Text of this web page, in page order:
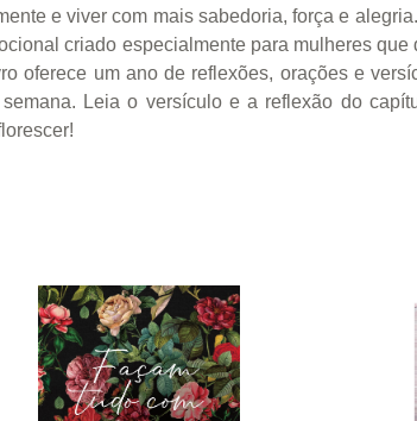
e viver com mais sabedoria, força e
criado especialmente para mulheres que
oferece um ano de reflexões, orações e
Leia o versículo e a reflexão do